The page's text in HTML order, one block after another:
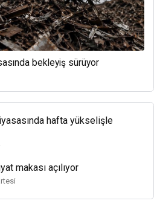
bekleyiş sürüyor
hafta yükselişle
makası açılıyor